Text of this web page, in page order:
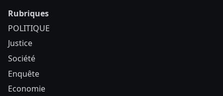
Rubriques
POLITIQUE
Justice
Société
Enquête
Economie